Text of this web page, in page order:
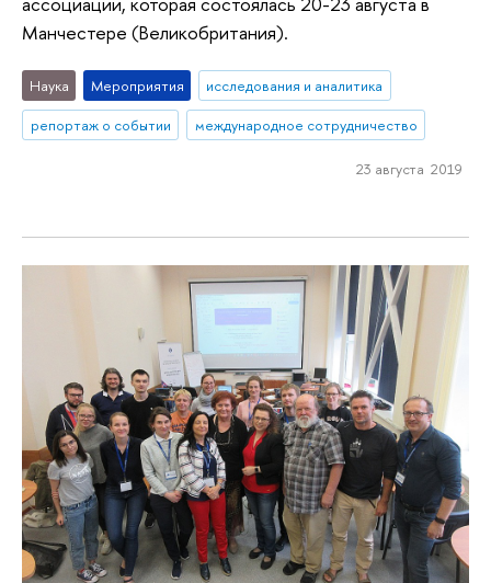
Манчестере (Великобритания).
Наука Мероприятия
исследования и аналитика
репортаж о событии
международное сотрудничество
23 августа 2019